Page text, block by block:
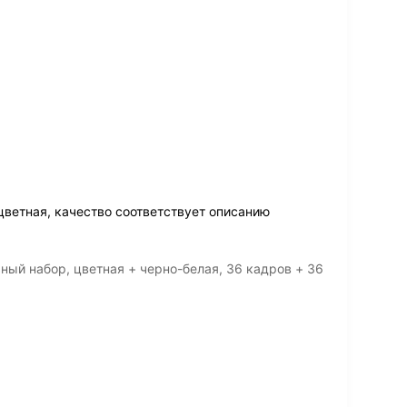
качество соответствует описанию
набор, цветная + черно-белая, 36 кадров + 36